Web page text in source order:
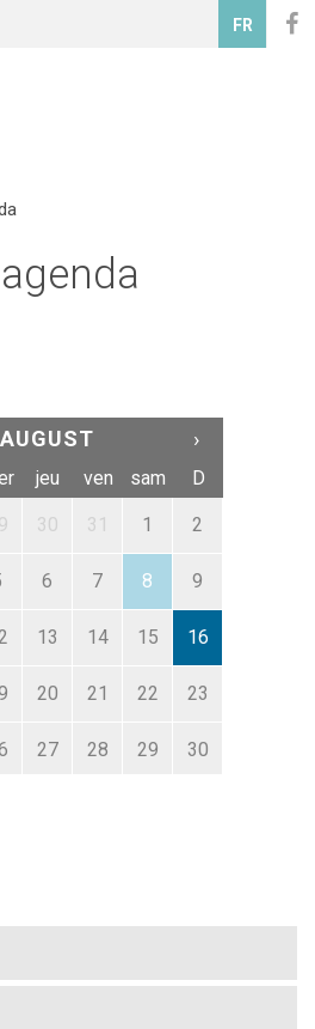
FR
AUGUST ›
jeu ven sam D
30 31 1 2
6 7 8 9
13 14 15 16
20 21 22 23
27 28 29 30